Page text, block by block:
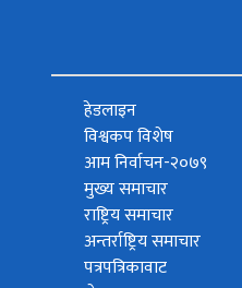
हेडलाइन
विश्वकप विशेष
आम निर्वाचन-२०७९
मुख्य समाचार
राष्ट्रिय समाचार
अन्तर्राष्ट्रिय समाचार
पत्रपत्रिकावाट